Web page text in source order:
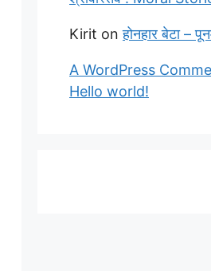
Kirit onहोनहार बेटा –
A WordPress
Hello world!